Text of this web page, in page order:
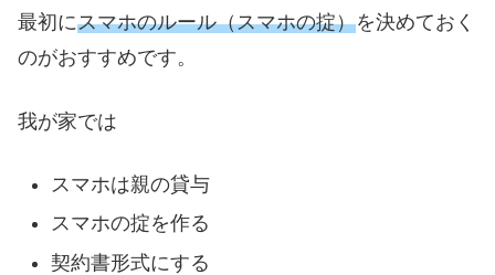
最初にスマホのルール（スマホの掟）を決めておく
のがおすすめです。
我が家では
スマホは親の貸与
スマホの掟を作る
契約書形式にする